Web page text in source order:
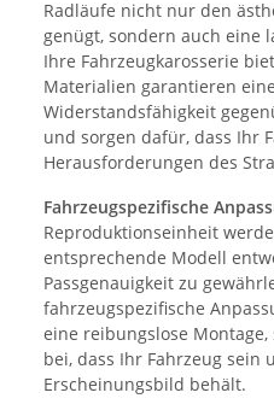
Radläufe nicht nur den
genügt, sondern auch eine
Ihre Fahrzeugkarosserie
Materialien garantieren
Widerstandsfähigkeit
und sorgen dafür, dass Ihr
Herausforderungen des
Fahrzeugspezifische
Reproduktionseinheit
entsprechende Modell
Passgenauigkeit zu
fahrzeugspezifische
eine reibungslose
bei, dass Ihr Fahrzeug sein
Erscheinungsbild behält.